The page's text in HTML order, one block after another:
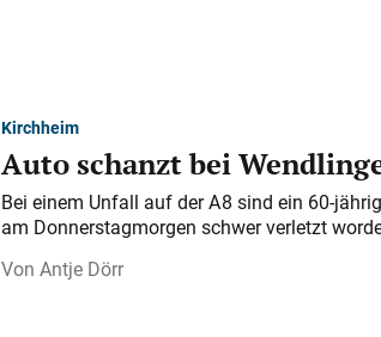
Kirchheim
Auto schanzt bei
Bei einem Unfall auf der A 8 sind ein 60-
am Donnerstagmorgen schwer verletzt
Antje Dörr